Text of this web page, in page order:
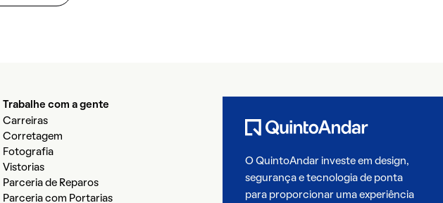
Trabalhe com a gente
Carreiras
Corretagem
Fotografia
Vistorias
Parceria de Reparos
Parceria com Portarias
O QuintoAndar investe em design,
segurança e tecnologia de ponta
para proporcionar uma experiência